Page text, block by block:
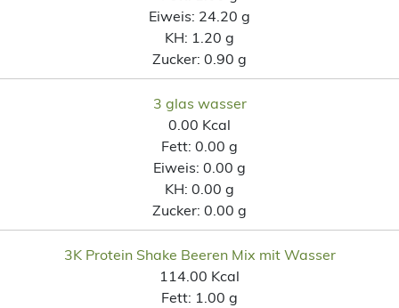
Eiweis: 24.20 g
KH: 1.20 g
Zucker: 0.90 g
3 glas wasser
0.00 Kcal
Fett: 0.00 g
Eiweis: 0.00 g
KH: 0.00 g
Zucker: 0.00 g
3K Protein Shake Beeren Mix mit Wasser
114.00 Kcal
Fett: 1.00 g